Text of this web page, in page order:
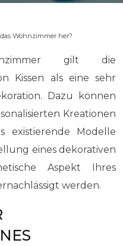
Wohnzimmer her?
Kissen als eine sehr
Dazu können
Kreationen
existierende Modelle
eines dekorativen
Aspekt Ihres
werden.